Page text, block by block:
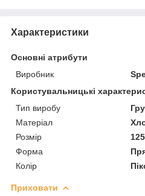
Характеристики
Основні атрибути
Виробник
Користувальницькі
Тип виробу
Матеріал
Розмір
Форма
Колір
Приховати